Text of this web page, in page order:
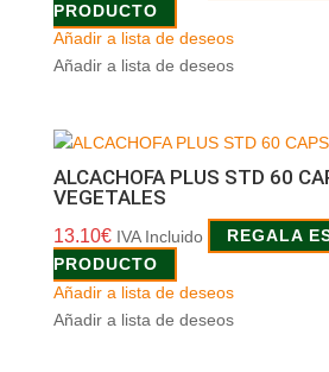
PRODUCTO
Añadir a lista de deseos
Añadir a lista de deseos
ALCACHOFA PLUS STD 60
VEGETALES
13.10€ IVA Incluido
REGALA
PRODUCTO
Añadir a lista de deseos
Añadir a lista de deseos